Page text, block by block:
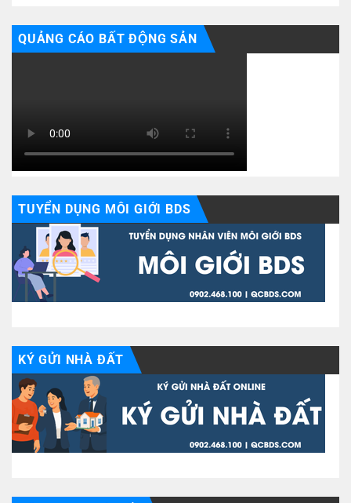
QUẢNG CÁO BẤT ĐỘNG SẢN
TUYỂN DỤNG MÔI GIỚI BDS
KÝ GỬI NHÀ ĐẤT